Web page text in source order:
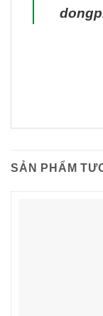
SẢN PHẨM